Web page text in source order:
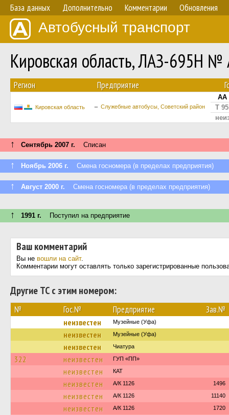
База данных Дополнительно Комментарии Обновления
Автобусный транспорт
Кировская область, ЛАЗ-695Н
Регион Предприятие
Кировская область Служебные автобусы, Советский район
АА
Т
↑ Сентябрь 2007 г. Списан
↑ Ноябрь 2006 г. Смена госномера (в пределах предприятия)
↑ Август 2000 г. Смена госномера (в пределах предприятия)
↑ 1991 г. Поступил на предприятие
Ваш комментарий
Вы не вошли на сайт.
Комментарии могут оставлять только зарегистрированные
Другие ТС с этим номером:
№ Гос.№ Предприятие Зав.№
неизвестен Музейные (Уфа)
неизвестен Музейные (Уфа)
неизвестен Чиатура
322 неизвестен ГУП «ПП»
неизвестен КАТ
неизвестен А/К 1126 1496
неизвестен А/К 1126 11140
неизвестен А/К 1126 1720